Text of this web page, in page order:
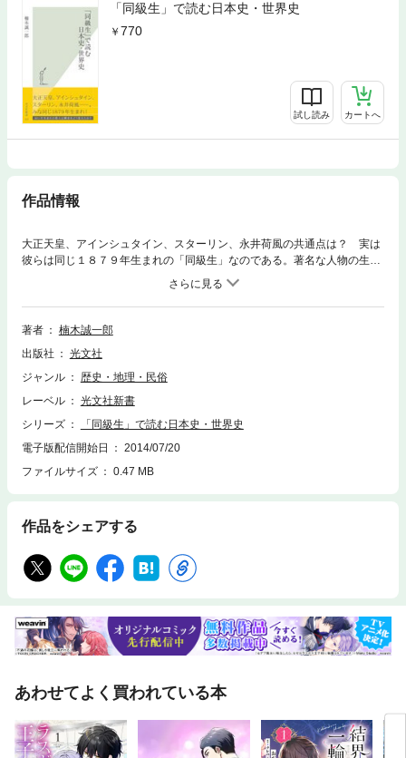
「同級生」で読む日本史・世界史
770
試し読み カートへ
作品情報
大正天皇、アインシュタイン、スターリン、永井荷風の共通点は？ 実は
彼らは同じ１８７９年生まれの「同級生」なのである。著名な人物の生年
を起点に歴史を論じる、新たな試み。
著者
楠木誠一郎
出版社
光文社
ジャンル
歴史・地理・民俗
レーベル
光文社新書
シリーズ
「同級生」で読む日本史・世界史
電子版配信開始日
2014/07/20
ファイルサイズ
0.47 MB
作品をシェアする
あわせてよく買われている本